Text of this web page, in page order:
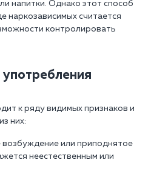
напитки. Однако этот способ
наркозависимых считается
контролировать
употребления
к ряду видимых признаков и
них:
или приподнятое
неестественным или